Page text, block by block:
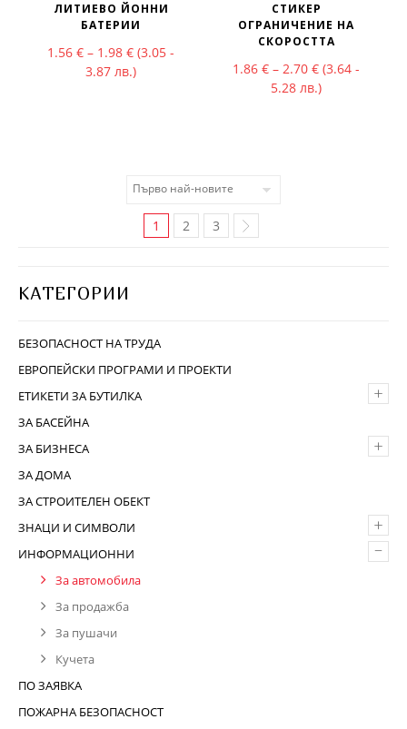
КАТЕГОРИИ
БЕЗОПАСНОСТ НА ТРУДА
ЕВРОПЕЙСКИ ПРОГРАМИ И ПРОЕКТИ
+
ЕТИКЕТИ ЗА БУТИЛКА
ЗА БАСЕЙНА
+
ЗА БИЗНЕСА
ЗА ДОМА
ЗА СТРОИТЕЛЕН ОБЕКТ
+
ЗНАЦИ И СИМВОЛИ
–
ИНФОРМАЦИОННИ
За автомобила
За продажба
За пушачи
Кучета
ПО ЗАЯВКА
ПОЖАРНА БЕЗОПАСНОСТ
ЛИТИЕВО ЙОННИ
БАТЕРИИ
1.56 € – 1.98 €Price range: 1.56 € through 1.98 €
(3.05 -
3.87 лв.)
СТИКЕР
ОГРАНИЧЕНИЕ НА
СКОРОСТТА
1.86 € – 2.70 €Price range:
(3.64 -
5.28 лв.)
1 2 3